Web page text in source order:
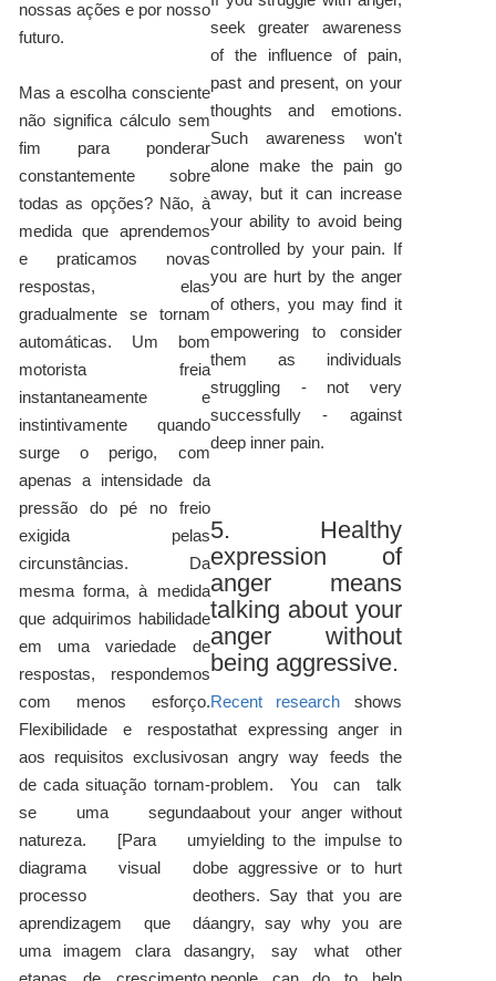
nossas ações e por nosso
futuro.
Mas a escolha consciente
não significa cálculo sem
fim para ponderar
constantemente sobre
todas as opções? Não, à
medida que aprendemos
e praticamos novas
respostas, elas
gradualmente se tornam
automáticas. Um bom
motorista freia
instantaneamente e
instintivamente quando
surge o perigo, com
apenas a intensidade da
pressão do pé no freio
exigida pelas
circunstâncias. Da
mesma forma, à medida
que adquirimos habilidade
em uma variedade de
respostas, respondemos
com menos esforço.
Flexibilidade e resposta
aos requisitos exclusivos
de cada situação tornam-
se uma segunda
natureza. [Para um
diagrama visual do
processo de
aprendizagem que dá
uma imagem clara das
seek greater awareness
of the influence of pain,
past and present, on your
thoughts and emotions.
Such awareness won't
alone make the pain go
away, but it can increase
your ability to avoid being
controlled by your pain. If
you are hurt by the anger
of others, you may find it
empowering to consider
them as individuals
struggling - not very
successfully - against
deep inner pain.
5. Healthy
expression of
anger means
talking about your
anger without
being aggressive.
Recent research shows
that expressing anger in
an angry way feeds the
problem. You can talk
about your anger without
yielding to the impulse to
be aggressive or to hurt
others. Say that you are
angry, say why you are
angry, say what other